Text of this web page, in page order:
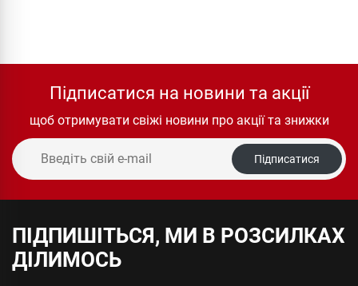
Підписатися на новини та акції
щоб отримувати свіжі новини про акції та знижки
Підписатися
ПІДПИШІТЬСЯ, МИ В РОЗСИЛКАХ
ДІЛИМОСЬ